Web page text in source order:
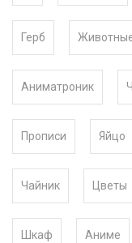
Герб
Аниматроник
Прописи Яйцо
Чайник Цветы
Шкаф Аниме